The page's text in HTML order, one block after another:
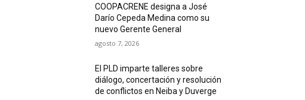
COOPACRENE designa a José
Darío Cepeda Medina como su
nuevo Gerente General
agosto 7, 2026
El PLD imparte talleres sobre
diálogo, concertación y resolución
de conflictos en Neiba y Duverge